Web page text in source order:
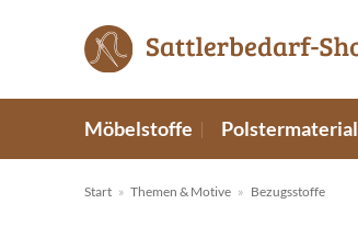
Möbelstoffe Polstermaterial
Start » Themen & Motive » Bezugsstoffe